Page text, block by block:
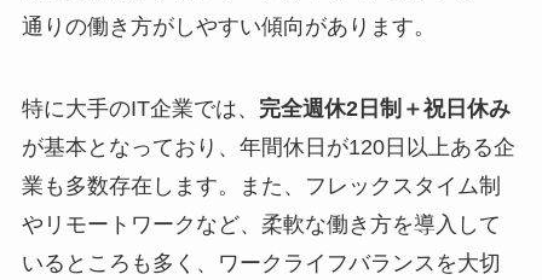
通りの働き方がしやすい傾向があります。
特に大手のIT企業では、 完全週休2日制＋祝日休み
が基本となっており、年間休日が120日以上ある企
業も多数存在します。また、フレックスタイム制
やリモートワークなど、柔軟な働き方を導入して
いるところも多く、ワークライフバランスを大切